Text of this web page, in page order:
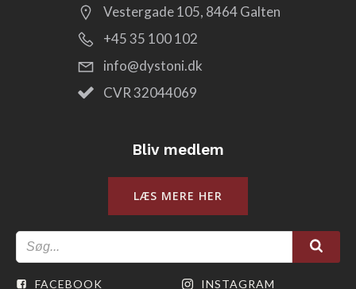
Vestergade 105, 8464 Galten
+45 35 100 102
info@dystoni.dk
CVR 32044069
Bliv medlem
LÆS MERE HER
FACEBOOK INSTAGRAM